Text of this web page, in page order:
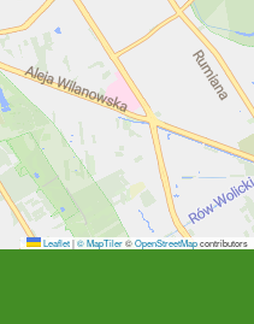
Leaflet|© MapTiler©OpenStreetMapcontributors